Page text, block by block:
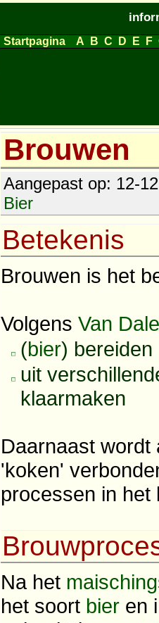
Startpagina A B C D E F
Brouwen
Aangepast op: 12-
Bier
Betekenis
Brouwen is het
Volgens Van Dale
(bier) bereiden
uit
klaarmaken
Daarnaast wordt
'koken'
processen in
Na het
het soort bier en